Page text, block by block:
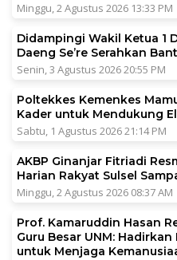
Minggu, 2 Agustus 2026 13:33 PM
Didampingi Wakil Ketua 1
Daeng Se’re Serahkan
Senin, 3 Agustus 2026 20:55 PM
Poltekkes Kemenkes
Kader untuk Mendukung
Sabtu, 1 Agustus 2026 21:14 PM
AKBP Ginanjar Fitriadi
Harian Rakyat Sulsel
Minggu, 2 Agustus 2026 08:37 AM
Prof. Kamaruddin Hasan
Guru Besar UNM:
untuk Menjaga